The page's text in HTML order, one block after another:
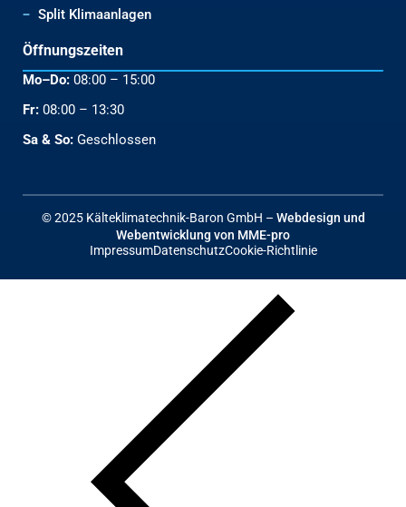
Split Klimaanlagen
Öffnungszeiten
Mo–Do: 08:00 – 15:00
Fr: 08:00 – 13:30
Sa & So: Geschlossen
© 2025 Kälteklimatechnik-Baron GmbH – Webdesign und
Webentwicklung von MME-pro
ImpressumDatenschutzCookie-Richtlinie